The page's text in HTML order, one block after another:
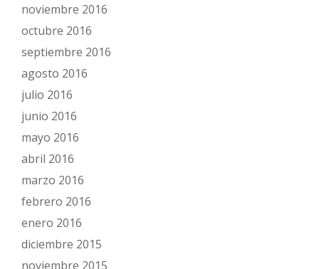
noviembre 2016
octubre 2016
septiembre 2016
agosto 2016
julio 2016
junio 2016
mayo 2016
abril 2016
marzo 2016
febrero 2016
enero 2016
diciembre 2015
noviembre 2015